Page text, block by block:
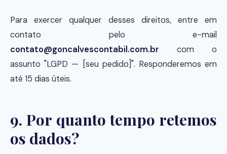
Para exercer qualquer desses direitos, entre em
contato pelo e-mail
contato@goncalvescontabil.com.br com o
assunto "LGPD — [seu pedido]". Responderemos em
até 15 dias úteis.
9. Por quanto tempo retemos
os dados?